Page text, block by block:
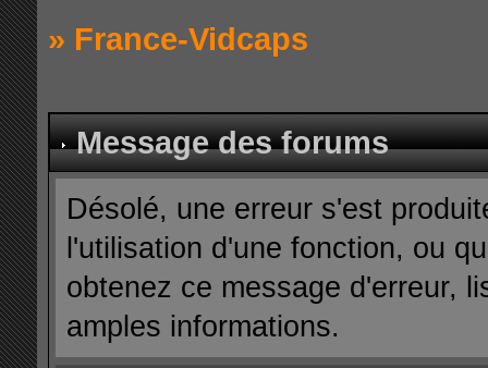
» France-Vidcaps
Message des forums
Désolé, une erreur s'est
l'utilisation d'une fonction, ou
obtenez ce message d'erreur,
amples informations.